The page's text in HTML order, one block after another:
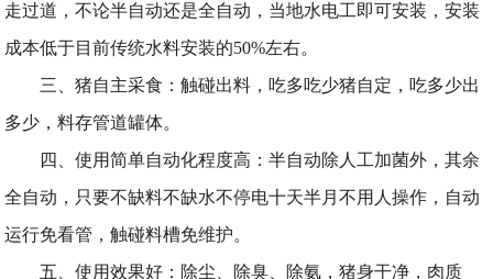
走过道，不论半自动还是全自动，当地水电工即可安装，安装
成本低于目前传统水料安装的50%左右。
三、猪自主采食：触碰出料，吃多吃少猪自定，吃多少出
多少，料存管道罐体。
四、使用简单自动化程度高：半自动除人工加菌外，其余
全自动，只要不缺料不缺水不停电十天半月不用人操作，自动
运行免看管，触碰料槽免维护。
五、使用效果好：除尘、除臭、除氨，猪身干净，肉质